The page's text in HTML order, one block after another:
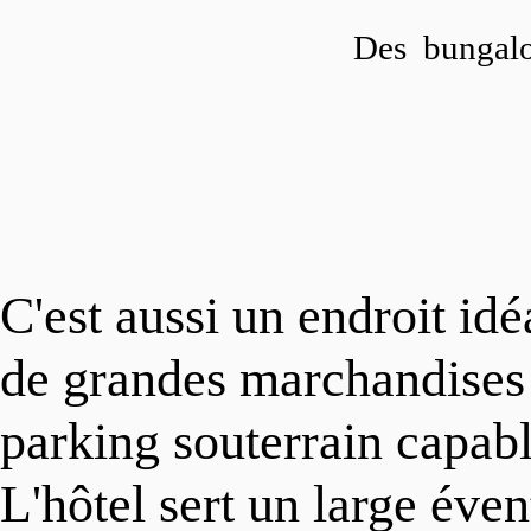
Des
C'est aussi un endroit
de grandes
parking souterrain
L'hôtel sert un large